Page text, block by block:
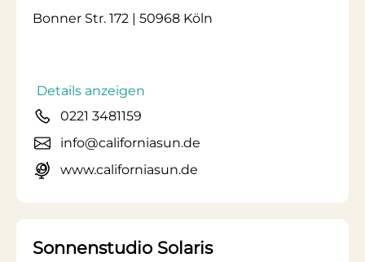
Bonner Str. 172 | 50968 Köln
Details anzeigen
0221 3481159
info@californiasun.de
www.californiasun.de
Sonnenstudio Solaris